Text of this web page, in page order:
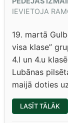
IEVIETOJA
19. martā
visa klase”
4.l un 4.u
Lubānas
maijā doties
LASĪT TĀLĀK